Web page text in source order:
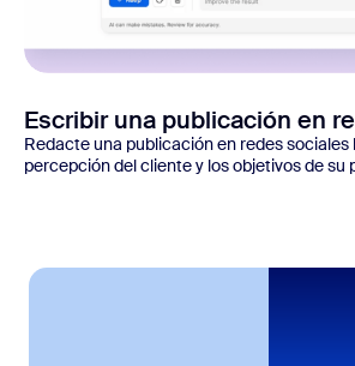
Escribir una publicación en
Redacte una publicación en redes sociales
percepción del cliente y los objetivos de su